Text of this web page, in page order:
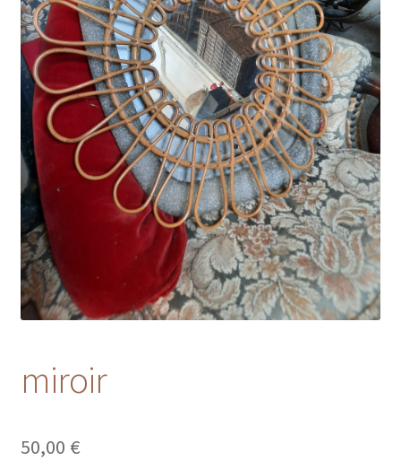
miroir
50,00 €